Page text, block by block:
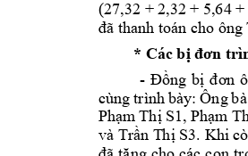
(27,32 + 2,32 + 5,64 +
đã thanh toán cho ông
* Các bị đơn tr
- Đồng bị đơn
cùng trình bày: Ông bà
Phạm Thị S1, Phạm T
và Trần Thị S3. Khi